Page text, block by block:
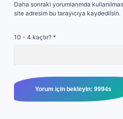
Daha sonraki yorumlarımda
site adresim bu tarayıcıya kaydedilsin.
10 - 4 kaçtır? *